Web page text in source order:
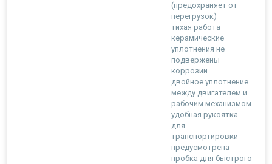
(предохраняет от
перегрузок)
тихая работа
керамические
уплотнения не
подвержены
коррозии
двойное уплотнение
между двигателем и
рабочим механизмом
удобная рукоятка
для
транспортировки
предусмотрена
пробка для быстрого